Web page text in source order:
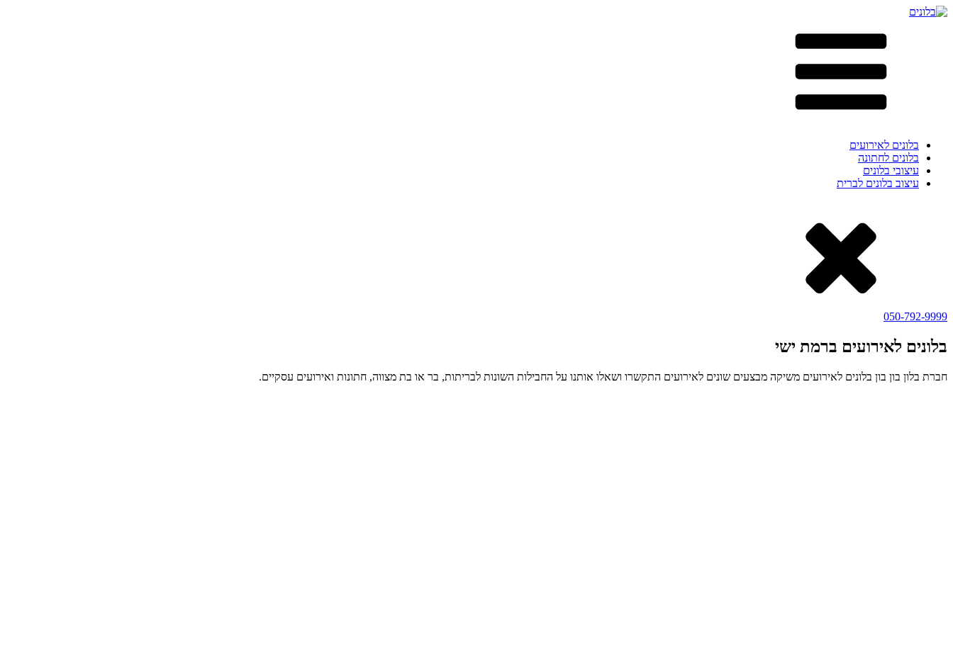
בלונים לאירועים
בלונים לחתונה
עיצובי בלונים
עיצוב בלונים לברית
050-792-9999
בלונים לאירועים ברמת ישי
חברת בלון בון בון בלונים לאירועים משיקה מבצעים שונים לאירועים התקשרו ושאלו אותנו על החבילות השונות לבריתות, בר או בת מצווה, חתונות ואירועים עסקיים.